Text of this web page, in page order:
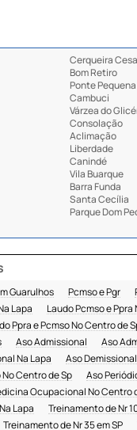
Cerqueira
Bom Retiro
Ponte Pequena
Cambuci
Várzea do
Consolação
Aclimação
Liberdade
Canindé
Vila Buarque
Barra Funda
Santa Cecília
Parque Dom
Guarulhos Pcmso e Pgr
Lapa Laudo Pcmso e Ppra
Ppra e Pcmso No Centro de
Aso Admissional Aso
Na Lapa Aso
Centro de Sp Aso
Ocupacional No Centro
Lapa Treinamento de Nr
Treinamento de Nr 35 em SP